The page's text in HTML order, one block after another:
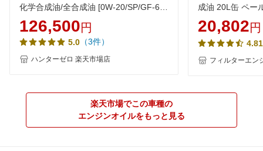
化学合成油/全合成油 [0W-20/SP/GF-6A]
AQ3 100％化学合成油 VHVI 自動車用エ
ンジンオイル【法人限定】
126,500円
5.0 （3件）
ハンターゼロ 楽天市場店
成油 20L缶 ペー
イル 0W20 化学
安 激安 安い
20,802円
4.81
フィルターエン
楽天市場でこの車種の
エンジンオイルをもっと見る